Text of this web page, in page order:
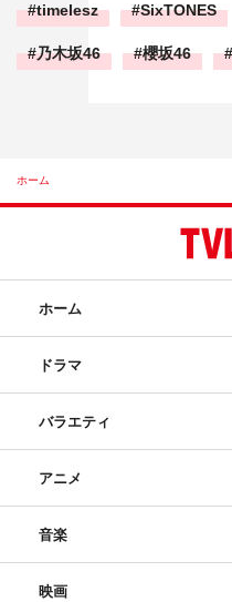
timelesz SixTONES
乃木坂46 櫻坂46
ホーム
ホーム
ドラマ
バラエティ
アニメ
音楽
映画